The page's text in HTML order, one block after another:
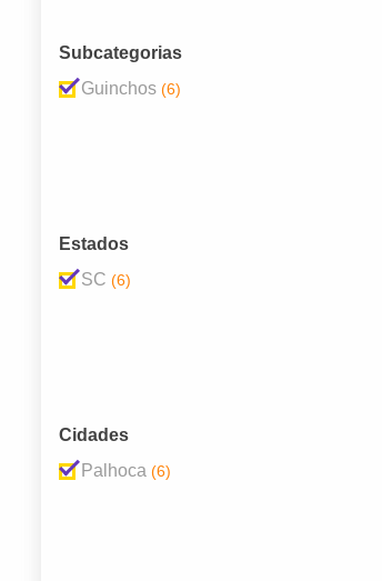
Subcategorias
Guinchos (6)
Estados
SC (6)
Cidades
Palhoca (6)